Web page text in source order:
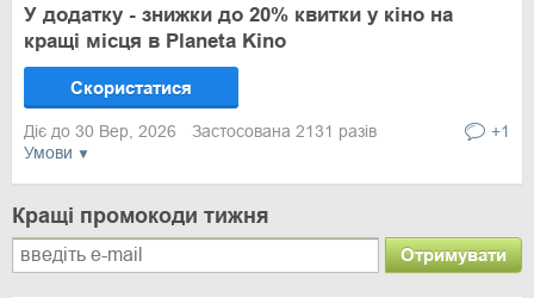
Умови
У додатку - знижки до 20% квитки у кіно на
кращі місця в Planeta Kino
Скористатися
Діє до 30 Вер, 2026 Застосована 2131 разів +1
Кращі промокоди тижня
Отримувати